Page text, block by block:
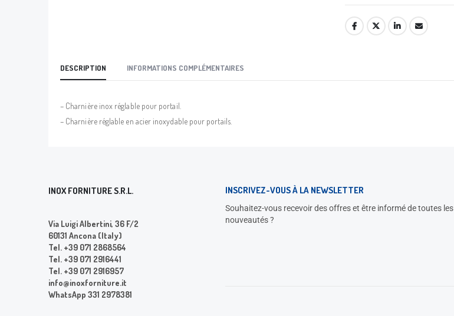
DESCRIPTION INFORMATIONS COMPLÉMENTAIRES
– Charnière inox réglable pour portail.
– Charnière réglable en acier inoxydable pour portails.
INOX FORNITURE S.R.L.
Via Luigi Albertini, 36 F/2
60131 Ancona (Italy)
Tel. +39 071 2868564
Tel. +39 071 2916441
Tel. +39 071 2916957
info@inoxforniture.it
WhatsApp 331 2978381
INSCRIVEZ-VOUS À LA NEWSLETTER
Souhaitez-vous recevoir des offres et être informé de toutes les
nouveautés ?